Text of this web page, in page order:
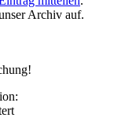
Archiv auf.